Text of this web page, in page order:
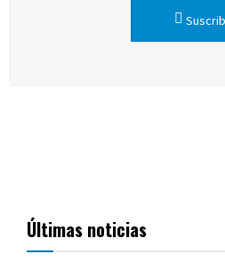
Últimas noticias